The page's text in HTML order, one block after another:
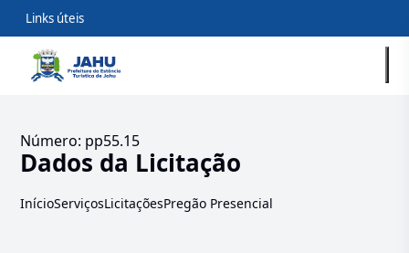
Links úteis
Número: pp55.15
Dados da Licitação
InícioServiçosLicitaçõesPregão Presencial